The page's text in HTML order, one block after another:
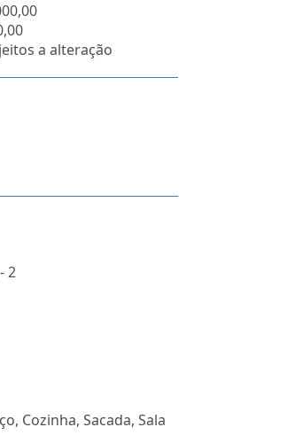
a alteração
2
Cozinha, Sacada, Sala